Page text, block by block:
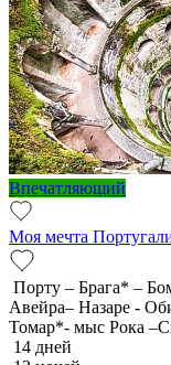
Впечатляющий
Моя мечта
Порту – Брага* –
Авейра– Назаре -
Томар*- мыс Рока
14 дней